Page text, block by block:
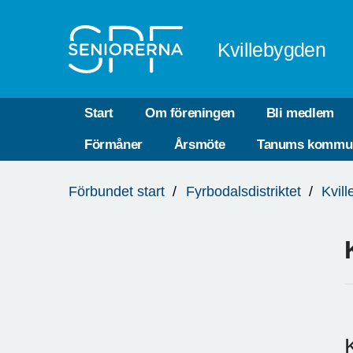
Kvillebygden
Start Om föreningen Bli medlem
Förmåner Årsmöte Tanums
är
Förbundet start Fyrbodalsdistriktet